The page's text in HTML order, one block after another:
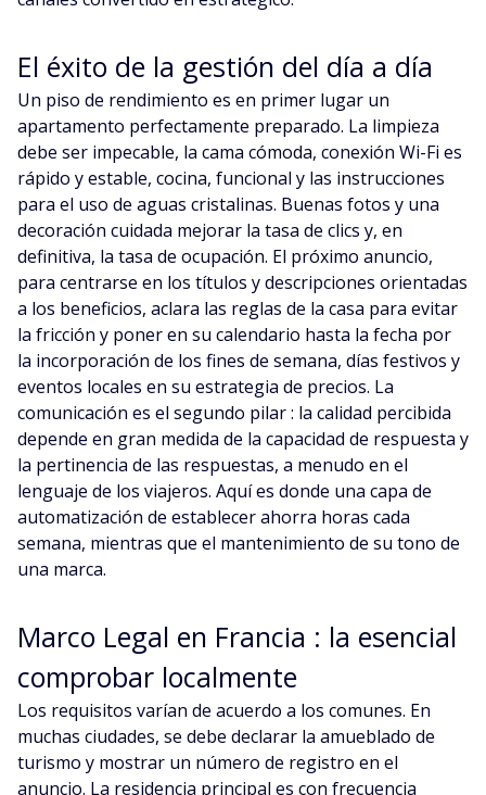
El éxito de la gestión del día a día
Un piso de rendimiento es en primer lugar un
apartamento perfectamente preparado. La limpieza
debe ser impecable, la cama cómoda, conexión Wi-Fi es
rápido y estable, cocina, funcional y las instrucciones
para el uso de aguas cristalinas. Buenas fotos y una
decoración cuidada mejorar la tasa de clics y, en
definitiva, la tasa de ocupación. El próximo anuncio,
para centrarse en los títulos y descripciones orientadas
a los beneficios, aclara las reglas de la casa para evitar
la fricción y poner en su calendario hasta la fecha por
la incorporación de los fines de semana, días festivos y
eventos locales en su estrategia de precios. La
comunicación es el segundo pilar : la calidad percibida
depende en gran medida de la capacidad de respuesta y
la pertinencia de las respuestas, a menudo en el
lenguaje de los viajeros. Aquí es donde una capa de
automatización de establecer ahorra horas cada
semana, mientras que el mantenimiento de su tono de
una marca.
Marco Legal en Francia : la esencial
comprobar localmente
Los requisitos varían de acuerdo a los comunes. En
muchas ciudades, se debe declarar la amueblado de
turismo y mostrar un número de registro en el
anuncio. La residencia principal es con frecuencia